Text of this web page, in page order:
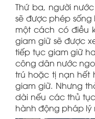
Thứ ba, người
sẽ được phép
một cách có điều
giam giữ sẽ được
tiếp tục giam giữ
công dân nước
trú hoặc tị nạn hết
giam giữ. Nhưng
dài nếu các thủ
hành động pháp lý